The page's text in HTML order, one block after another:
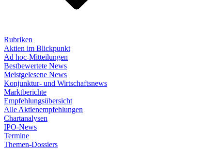
Rubriken
Aktien im Blickpunkt
Ad hoc-Mitteilungen
Bestbewertete News
Meistgelesene News
Konjunktur- und Wirtschaftsnews
Marktberichte
Empfehlungsübersicht
Alle Aktienempfehlungen
Chartanalysen
IPO-News
Termine
Themen-Dossiers